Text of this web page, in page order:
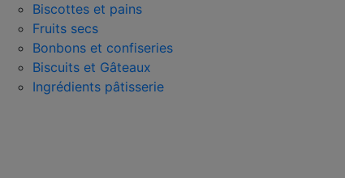
Biscottes et pains
Fruits secs
Bonbons et confiseries
Biscuits et Gâteaux
Ingrédients pâtisserie